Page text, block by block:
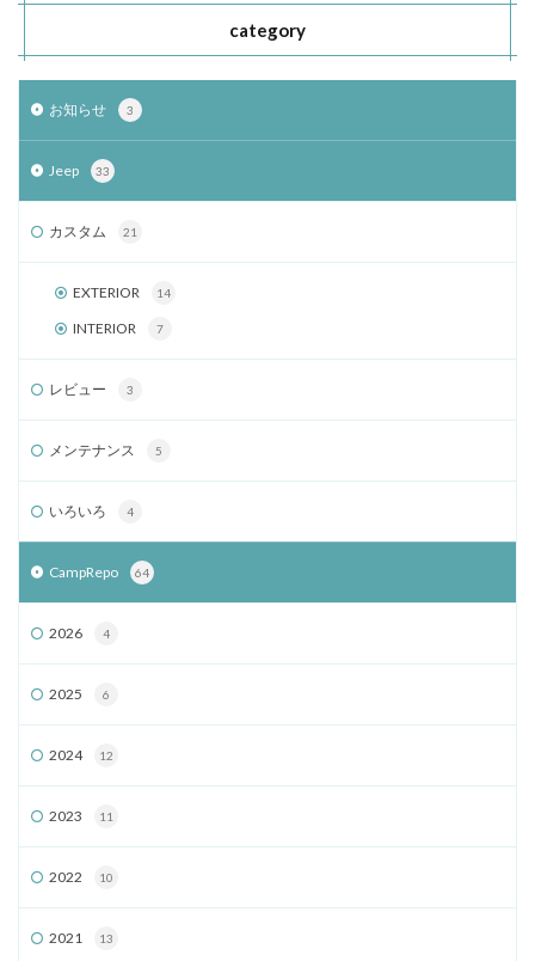
category
お知らせ 3
Jeep 33
カスタム 21
EXTERIOR 14
INTERIOR 7
レビュー 3
メンテナンス 5
いろいろ 4
CampRepo 64
2026 4
2025 6
2024 12
2023 11
2022 10
2021 13